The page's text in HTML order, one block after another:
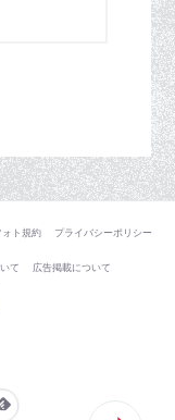
ト規約 プライバシーポリシー
て 広告掲載について